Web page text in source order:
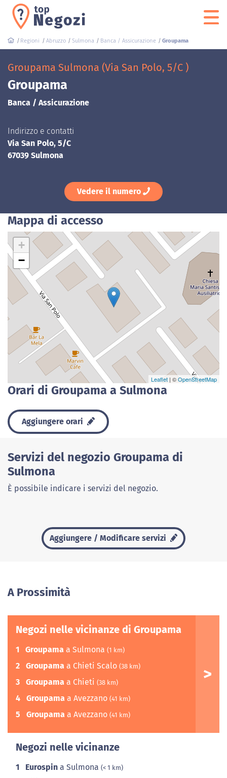
Regioni Abruzzo Sulmona Banca / Assicurazione Groupama
Groupama Sulmona (Via San Polo, 5/C )
Groupama
Banca / Assicurazione
Indirizzo e contatti
Via San Polo, 5/C
67039 Sulmona
Vedere il numero
Mappa di accesso
+
−
Leaflet | ©OpenStreetMap
Orari di Groupama a Sulmona
Aggiungere orari
Servizi del negozio Groupama di
Sulmona
È possibile indicare i servizi del negozio.
Aggiungere / Modificare servizi
A Prossimità
Negozi nelle vicinanze di Groupama
1 Groupama a Sulmona (1 km)
2 Groupama a Chieti Scalo (38 km)
3 Groupama a Chieti (38 km)
4 Groupama a Avezzano (41 km)
5 Groupama a Avezzano (41 km)
Negozi nelle vicinanze
1 Eurospin a Sulmona (< 1 km)